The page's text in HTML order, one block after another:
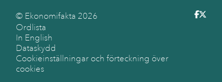
© Ekonomifakta 2026
Ordlista
In English
Dataskydd
Cookieinställningar och förteckning över
cookies